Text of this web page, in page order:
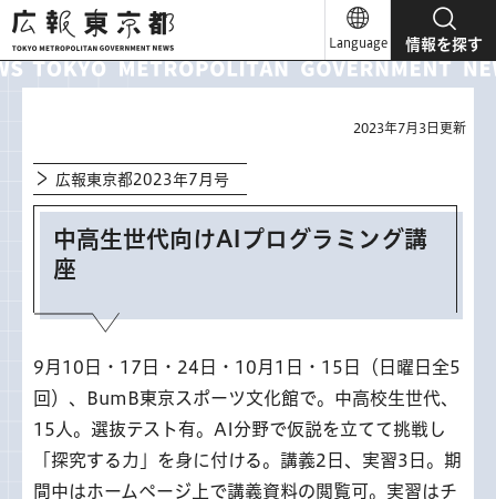
広報東京都
Language 情報を探す
2023年7月3日更新
広報東京都2023年7月号
中高生世代向けAIプログラミング講
座
9月10日・17日・24日・10月1日・15日（日曜日全5
回）、BumB東京スポーツ文化館で。中高校生世代、
15人。選抜テスト有。AI分野で仮説を立てて挑戦し
「探究する力」を身に付ける。講義2日、実習3日。期
間中はホームページ上で講義資料の閲覧可。実習はチ